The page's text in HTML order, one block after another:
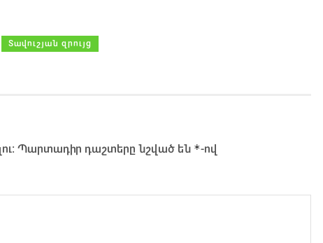
Տավուշյան զրույց
Պարտադիր դաշտերը նշված են *-ով